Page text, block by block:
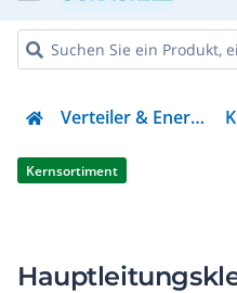
Verteiler & Energieverteilung
Kernsortiment